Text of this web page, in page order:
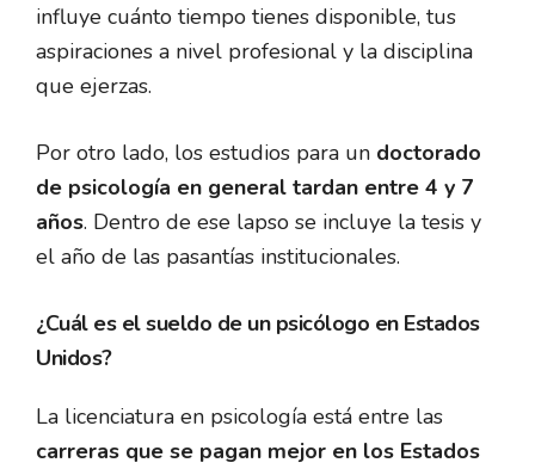
influye cuánto tiempo tienes disponible, tus
aspiraciones a nivel profesional y la disciplina
que ejerzas.
Por otro lado, los estudios para un doctorado
de psicología en general tardan entre 4 y 7
años. Dentro de ese lapso se incluye la tesis y
el año de las pasantías institucionales.
¿Cuál es el sueldo de un psicólogo en Estados
Unidos?
La licenciatura en psicología está entre las
carreras que se pagan mejor en los Estados